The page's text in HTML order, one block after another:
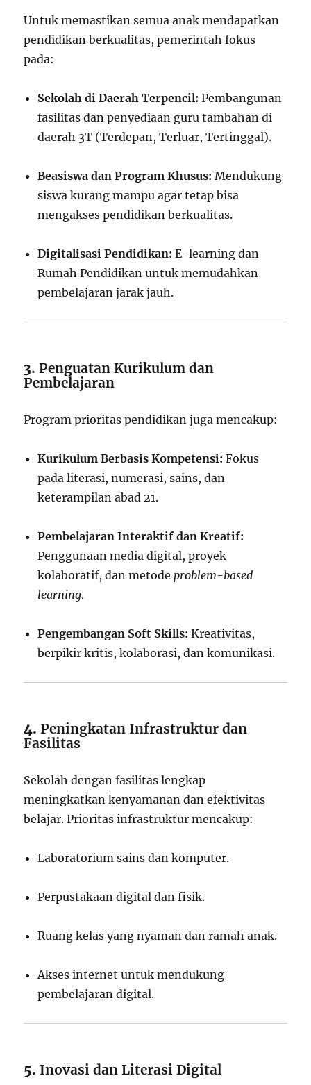
Untuk memastikan semua anak mendapatkan
pendidikan berkualitas, pemerintah fokus
pada:
Sekolah di Daerah Terpencil: Pembangunan
fasilitas dan penyediaan guru tambahan di
daerah 3T (Terdepan, Terluar, Tertinggal).
Beasiswa dan Program Khusus: Mendukung
siswa kurang mampu agar tetap bisa
mengakses pendidikan berkualitas.
Digitalisasi Pendidikan: E-learning dan
Rumah Pendidikan untuk memudahkan
pembelajaran jarak jauh.
3.Penguatan Kurikulum dan
Pembelajaran
Program prioritas pendidikan juga mencakup:
Kurikulum Berbasis Kompetensi: Fokus
pada literasi, numerasi, sains, dan
keterampilan abad 21.
Pembelajaran Interaktif dan Kreatif:
Penggunaan media digital, proyek
kolaboratif, dan metodeproblem-based
learning.
Pengembangan Soft Skills: Kreativitas,
berpikir kritis, kolaborasi, dan komunikasi.
4.Peningkatan Infrastruktur dan
Fasilitas
Sekolah dengan fasilitas lengkap
meningkatkan kenyamanan dan efektivitas
belajar. Prioritas infrastruktur mencakup:
Laboratorium sains dan komputer.
Perpustakaan digital dan fisik.
Ruang kelas yang nyaman dan ramah anak.
Akses internet untuk mendukung
pembelajaran digital.
5.Inovasi dan Literasi Digital